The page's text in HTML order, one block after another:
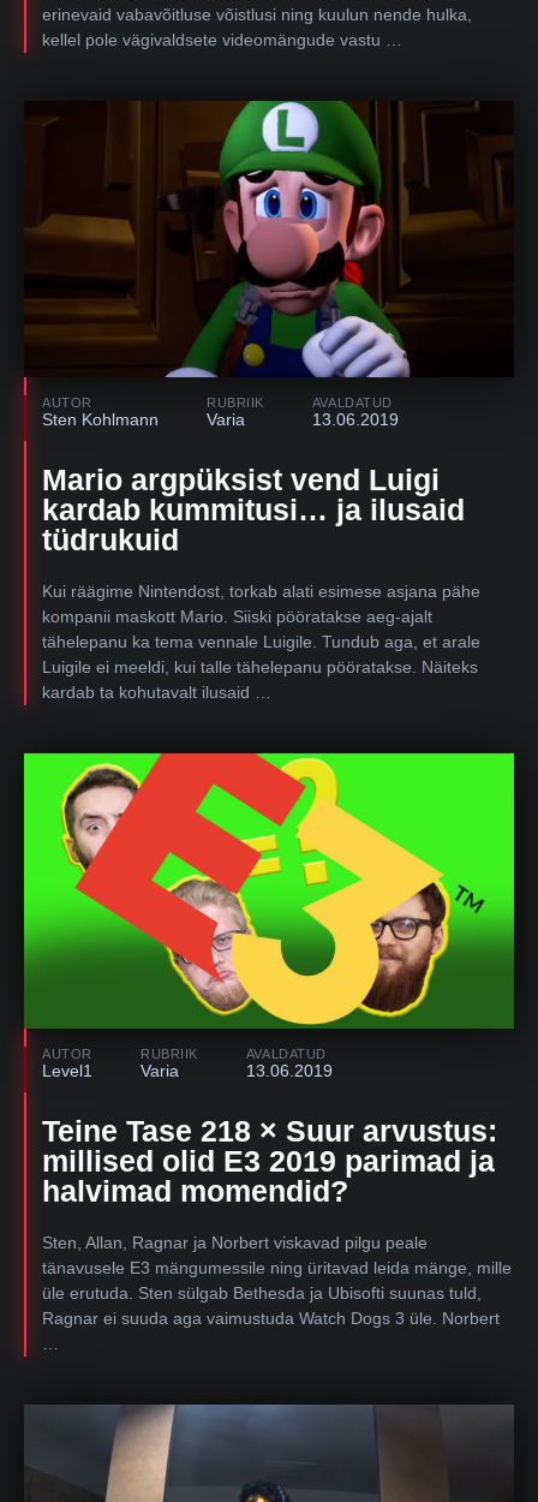
erinevaid vabavõitluse võistlusi ning kuulun nende hulka,
kellel pole vägivaldsete videomängude vastu …
AUTOR
Sten Kohlmann
RUBRIIK
Varia
AVALDATUD
13.06.2019
Mario argpüksist vend Luigi
kardab kummitusi… ja ilusaid
tüdrukuid
Kui räägime Nintendost, torkab alati esimese asjana pähe
kompanii maskott Mario. Siiski pööratakse aeg-ajalt
tähelepanu ka tema vennale Luigile. Tundub aga, et arale
Luigile ei meeldi, kui talle tähelepanu pööratakse. Näiteks
kardab ta kohutavalt ilusaid …
AUTOR
Level1
RUBRIIK
Varia
AVALDATUD
13.06.2019
Teine Tase 218 × Suur arvustus:
millised olid E3 2019 parimad ja
halvimad momendid?
Sten, Allan, Ragnar ja Norbert viskavad pilgu peale
tänavusele E3 mängumessile ning üritavad leida mänge, mille
üle erutuda. Sten sülgab Bethesda ja Ubisofti suunas tuld,
Ragnar ei suuda aga vaimustuda Watch Dogs 3 üle. Norbert